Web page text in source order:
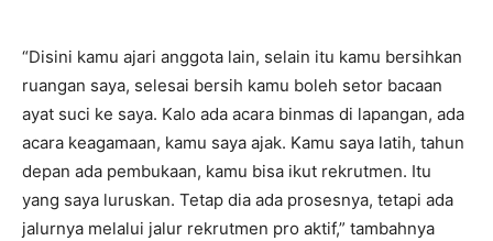
“Disini kamu ajari anggota lain, selain itu kamu bersihkan
ruangan saya, selesai bersih kamu boleh setor bacaan
ayat suci ke saya. Kalo ada acara binmas di lapangan, ada
acara keagamaan, kamu saya ajak. Kamu saya latih, tahun
depan ada pembukaan, kamu bisa ikut rekrutmen. Itu
yang saya luruskan. Tetap dia ada prosesnya, tetapi ada
jalurnya melalui jalur rekrutmen pro aktif,” tambahnya